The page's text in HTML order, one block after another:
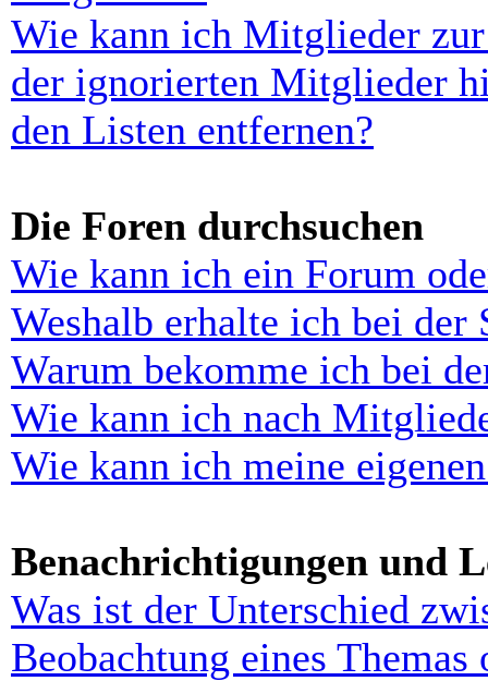
Wie kann ich Mitglieder
der ignorierten Mitglieder
den Listen entfernen?
Die Foren durchsuchen
Wie kann ich ein Forum
Weshalb erhalte ich bei der
Warum bekomme ich bei
Wie kann ich nach
Wie kann ich meine
Benachrichtigungen und
Was ist der Unterschied
Beobachtung eines Themas